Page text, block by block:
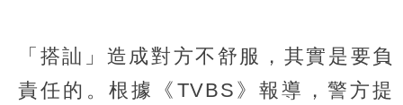
「搭訕」造成對方不舒服，其實是要負
責任的。根據《TVBS》報導，警方提